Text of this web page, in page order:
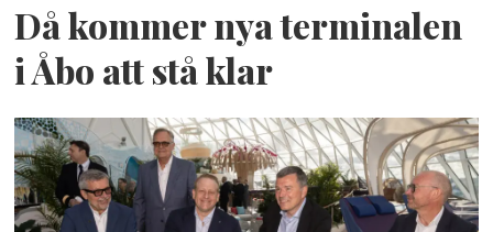
Då kommer nya terminalen
i Åbo att stå klar